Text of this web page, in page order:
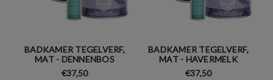
BADKAMER TEGELVERF,
MAT - DENNENBOS
€37,50
BADKAMER TEGELVERF,
MAT - HAVERMELK
€37,50